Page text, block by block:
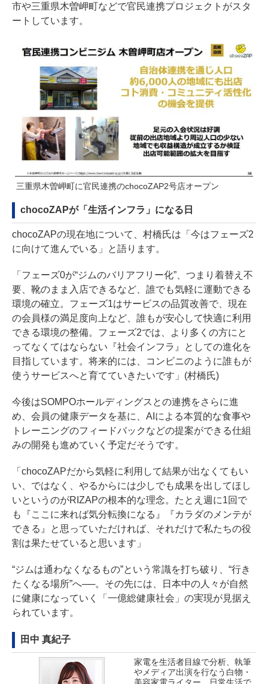
市や三重県木曽岬町などで官民連携プロジェクトがスタ
ートしています。
三重県木曽岬町に官民連携のchocoZAP2号店オープン
chocoZAPが「生活インフラ」になる日
chocoZAPの現在地について、村橋氏は「今はフェーズ2
に向けて進んでいる」と語ります。
「フェーズ0が“ジムのバリアフリー化”、つまり着替え不
要、靴のまま入店できるなど、誰でも気軽に運動できる
環境の確立。フェーズ1はサービスの品質改善で、現在
の会員様の満足度向上など、誰もが安心して快適に利用
できる環境の整備。フェーズ2では、より多くの方にと
ってなくてはならない『社会インフラ』としての進化を
目指しています。将来的には、コンビニのように誰もが
使うサービスへと育てていきたいです」(村橋氏)
今後はSOMPOホールディングスとの連携をさらに進
め、会員の健康データを基に、AIによる本質的な食事や
トレーニングのフィードバックなどの提案ができる仕組
みの開発も進めていく予定だそうです。
「chocoZAPだから気軽に利用して結果が出なくてもい
い、ではなく、やるからには少しでも成果を出してほし
いというのがRIZAPの根本的な理念。たとえ週に1回で
も『ここに来れば気分転換になる』『カラダのメンテが
できる』と思っていただければ、それだけで私たちの役
割は果たせていると思います」
“ジムは通わなくなるもの”という常識を打ち破り、“行き
たくなる場所”へ──。その先には、日本中の人々が自然
に健康になっていく「一億総健康社会」の実現が見据え
られています。
田中 真紀子
家電を生活者目線で分析、執筆
やメディア出演を行なう白物・